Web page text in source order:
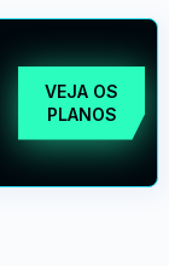
VEJA OS
PLANOS